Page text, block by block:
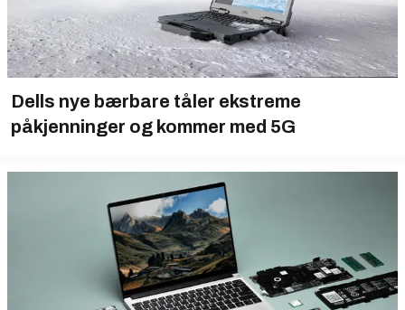
Dells nye bærbare tåler ekstreme
påkjenninger og kommer med 5G